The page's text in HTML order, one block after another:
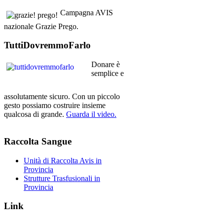
Campagna AVIS
nazionale Grazie Prego.
TuttiDovremmoFarlo
Donare è
semplice e
assolutamente sicuro. Con un piccolo
gesto possiamo costruire insieme
qualcosa di grande. Guarda il video.
Raccolta Sangue
Unità di Raccolta Avis in
Provincia
Strutture Trasfusionali in
Provincia
Link